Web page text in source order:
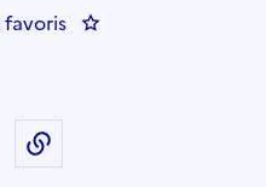
(anciennement Twitter) -
sur LinkedIn
Partager par email